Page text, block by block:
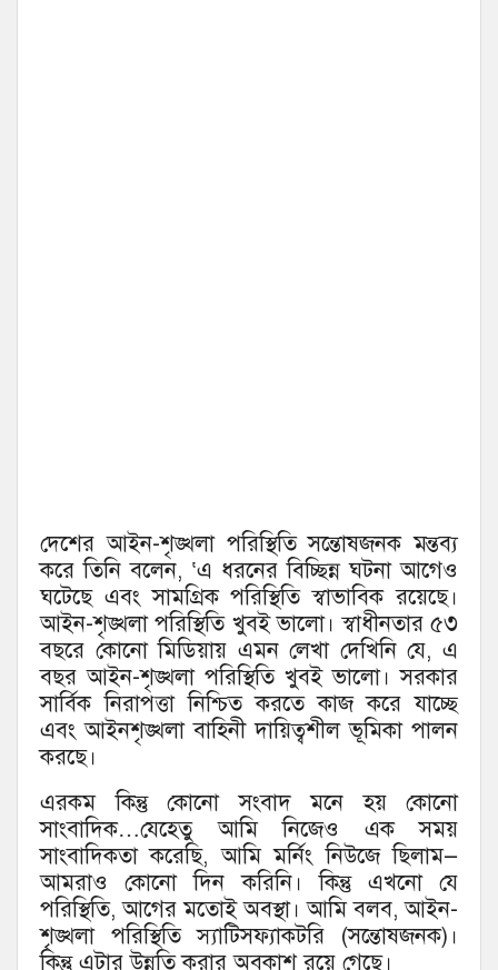
দেশের আইন-শৃঙ্খলা পরিস্থিতি সন্তোষজনক মন্তব্য
করে তিনি বলেন, ‘এ ধরনের বিচ্ছিন্ন ঘটনা আগেও
ঘটেছে এবং সামগ্রিক পরিস্থিতি স্বাভাবিক রয়েছে।
আইন-শৃঙ্খলা পরিস্থিতি খুবই ভালো। স্বাধীনতার ৫৩
বছরে কোনো মিডিয়ায় এমন লেখা দেখিনি যে, এ
বছর আইন-শৃঙ্খলা পরিস্থিতি খুবই ভালো। সরকার
সার্বিক নিরাপত্তা নিশ্চিত করতে কাজ করে যাচ্ছে
এবং আইনশৃঙ্খলা বাহিনী দায়িত্বশীল ভূমিকা পালন
করছে।
এরকম কিন্তু কোনো সংবাদ মনে হয় কোনো
সাংবাদিক…যেহেতু আমি নিজেও এক সময়
সাংবাদিকতা করেছি, আমি মর্নিং নিউজে ছিলাম—
আমরাও কোনো দিন করিনি। কিন্তু এখনো যে
পরিস্থিতি, আগের মতোই অবস্থা। আমি বলব, আইন-
শৃঙ্খলা পরিস্থিতি স্যাটিসফ্যাকটরি (সন্তোষজনক)।
কিন্তু এটার উন্নতি করার অবকাশ রয়ে গেছে।